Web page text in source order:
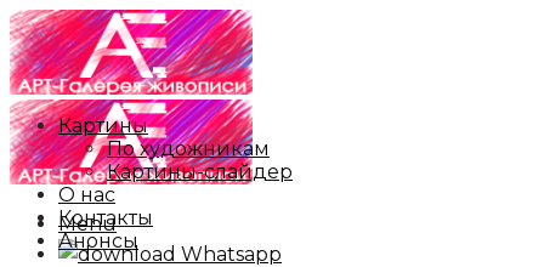
Skip
to
content
Menu
Whatsapp
Картины
По художникам
Картины-слайдер
О нас
Контакты
Анонсы